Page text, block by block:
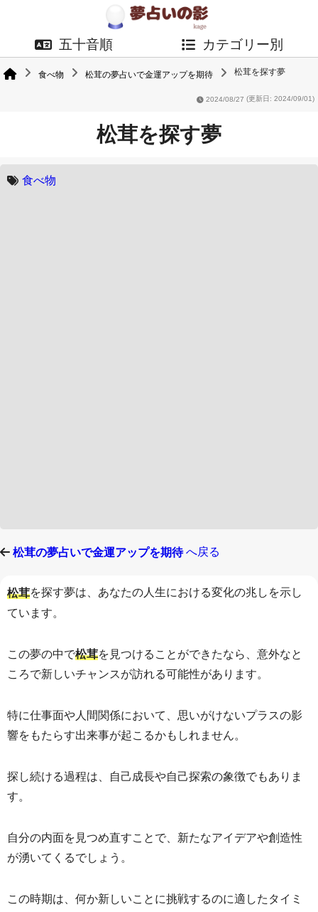
五十音順 カテゴリー別
食べ物 松茸の夢占いで金運アップを期待 松茸を探す夢
2024/08/27 (更新日: 2024/09/01)
松茸を探す夢
食べ物
松茸の夢占いで金運アップを期待へ戻る
松茸を探す夢は、あなたの人生における変化の兆しを示し
ています。
この夢の中で松茸を見つけることができたなら、意外なと
ころで新しいチャンスが訪れる可能性があります。
特に仕事面や人間関係において、思いがけないプラスの影
響をもたらす出来事が起こるかもしれません。
探し続ける過程は、自己成長や自己探索の象徴でもありま
す。
自分の内面を見つめ直すことで、新たなアイデアや創造性
が湧いてくるでしょう。
この時期は、何か新しいことに挑戦するのに適したタイミ